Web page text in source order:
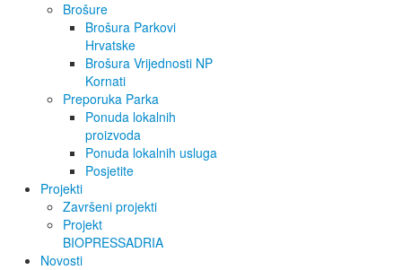
Brošure
Brošura Parkovi
Hrvatske
Brošura Vrijednosti NP
Kornati
Preporuka Parka
Ponuda lokalnih
proizvoda
Ponuda lokalnih usluga
Posjetite
Projekti
Završeni projekti
Projekt
BIOPRESSADRIA
Novosti